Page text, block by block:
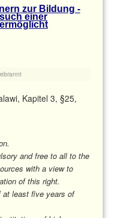
zur Bildung -
einer
Kapitel 3, §25,
and free to all to the
with a view to
of this right.
at least five years of